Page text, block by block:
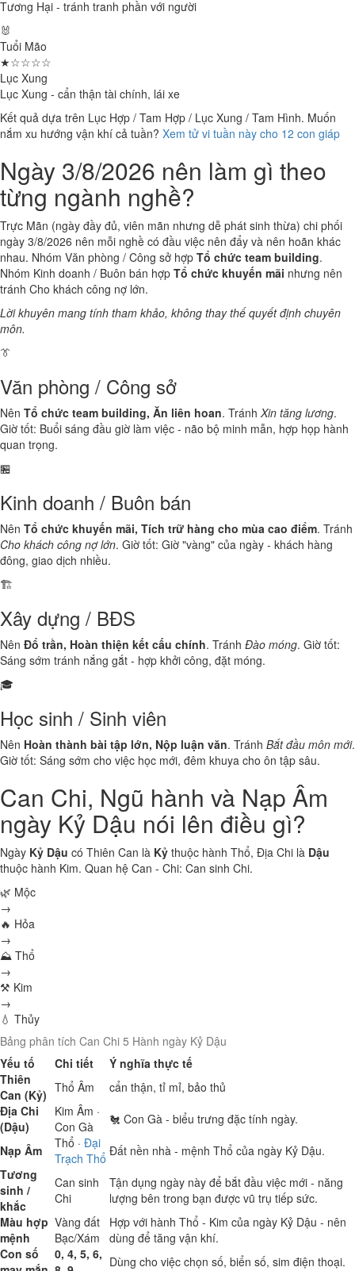
Tương Hại - tránh tranh phần với người
🐰
Tuổi Mão
★☆☆☆☆
Lục Xung
Lục Xung - cẩn thận tài chính, lái xe
Kết quả dựa trên Lục Hợp / Tam Hợp / Lục Xung / Tam Hình. Muốn
nắm xu hướng vận khí cả tuần? Xem tử vi tuần này cho 12 con giáp
Ngày 3/8/2026 nên làm gì theo
từng ngành nghề?
Trực Mãn (ngày đầy đủ, viên mãn nhưng dễ phát sinh thừa) chi phối
ngày 3/8/2026 nên mỗi nghề có đầu việc nên đẩy và nên hoãn khác
nhau. Nhóm Văn phòng / Công sở hợp Tổ chức team building.
Nhóm Kinh doanh / Buôn bán hợp Tổ chức khuyến mãi nhưng nên
tránh Cho khách công nợ lớn.
Lời khuyên mang tính tham khảo, không thay thế quyết định chuyên
môn.
👔
Văn phòng / Công sở
Nên Tổ chức team building, Ăn liên hoan. Tránh Xin tăng lương.
Giờ tốt: Buổi sáng đầu giờ làm việc - não bộ minh mẫn, hợp họp hành
quan trọng.
🏪
Kinh doanh / Buôn bán
Nên Tổ chức khuyến mãi, Tích trữ hàng cho mùa cao điểm. Tránh
Cho khách công nợ lớn. Giờ tốt: Giờ "vàng" của ngày - khách hàng
đông, giao dịch nhiều.
🏗️
Xây dựng / BĐS
Nên Đổ trần, Hoàn thiện kết cấu chính. Tránh Đào móng. Giờ tốt:
Sáng sớm tránh nắng gắt - hợp khởi công, đặt móng.
🎓
Học sinh / Sinh viên
Nên Hoàn thành bài tập lớn, Nộp luận văn. Tránh Bắt đầu môn mới.
Giờ tốt: Sáng sớm cho việc học mới, đêm khuya cho ôn tập sâu.
Can Chi, Ngũ hành và Nạp Âm
ngày Kỷ Dậu nói lên điều gì?
Ngày Kỷ Dậu có Thiên Can là Kỷ thuộc hành Thổ, Địa Chi là Dậu
thuộc hành Kim. Quan hệ Can - Chi: Can sinh Chi.
🌿 Mộc
→
🔥 Hỏa
→
⛰ Thổ
→
⚒ Kim
→
💧 Thủy
Bảng phân tích Can Chi 5 Hành ngày Kỷ Dậu
Yếu tố
Chi tiết
Ý nghĩa thực tế
Thiên
Can (Kỷ) Thổ Âm
cẩn thận, tỉ mỉ, bảo thủ
Địa Chi
(Dậu)
Kim Âm ·
Con Gà
🐔 Con Gà - biểu trưng đặc tính ngày.
Nạp Âm
Thổ · Đại
Trạch Thổ Đất nền nhà - mệnh Thổ của ngày Kỷ Dậu.
Tương
sinh /
khắc
Can sinh
Chi
Tận dụng ngày này để bắt đầu việc mới - năng
lượng bên trong bạn được vũ trụ tiếp sức.
Màu hợp
mệnh
Vàng đất
Bạc/Xám
Hợp với hành Thổ - Kim của ngày Kỷ Dậu - nên
dùng để tăng vận khí.
Con số
0, 4, 5, 6, Dùng cho việc chọn số, biển số, sim điện thoại.